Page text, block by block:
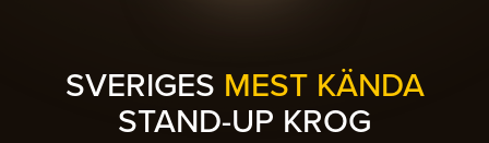
SVERIGES MEST KÄNDA
STAND-UP KROG